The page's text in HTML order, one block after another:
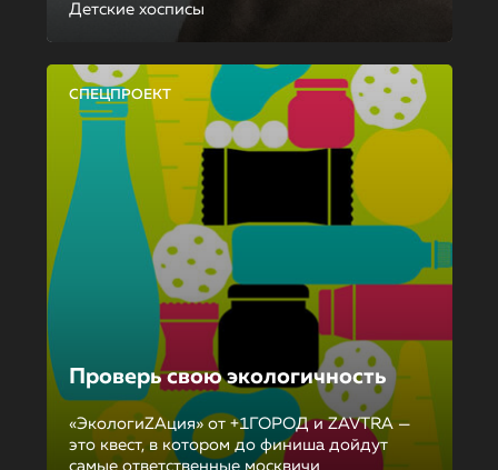
Детские хосписы
СПЕЦПРОЕКТ
Проверь свою экологичность
«ЭкологиZAция» от +1ГОРОД и ZAVTRA —
это квест, в котором до финиша дойдут
самые ответственные москвичи